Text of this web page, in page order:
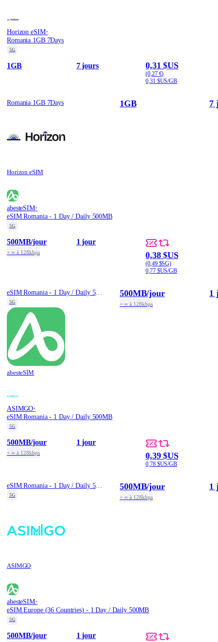
Horizon eSIM·
Romania 1GB 7Days
5G
1GB 7 jours 0,31 $US
(0,27 €)
0,31 $US/GB
Romania 1GB 7Days
Horizon eSIM
1GB 7
abesteSIM·
eSIM Romania - 1 Day / Daily 500MB
5G
500MB/jour
+ ∞ à 128kbps
1 jour
0,38 $US
(0,49 $SG)
0,77 $US/GB
eSIM Romania - 1 Day / Daily 500MB
5G
abesteSIM
500MB/jour
+ ∞ à 128kbps
1
ASIMGO·
eSIM Romania - 1 Day / Daily 500MB
5G
500MB/jour
+ ∞ à 128kbps
1 jour
0,39 $US
0,78 $US/GB
eSIM Romania - 1 Day / Daily 500MB
5G
ASIMGO
500MB/jour
+ ∞ à 128kbps
1
abesteSIM·
eSIM Europe (36 Countries) - 1 Day / Daily 500MB
5G
500MB/jour 1 jour